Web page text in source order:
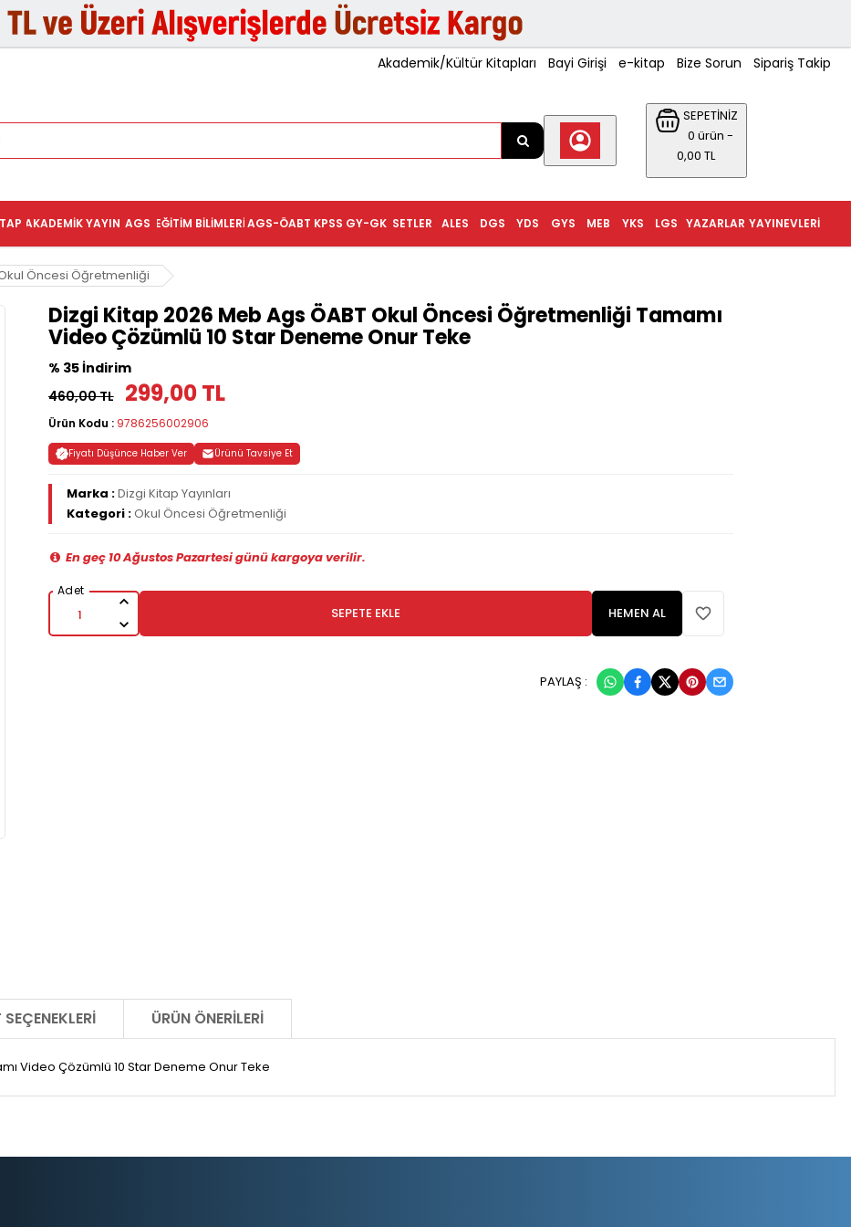
Akademik/Kültür Kitapları Bayi Girişi e-kitap Bize Sorun Sipariş Takip
SEPETİNİZ
0 ürün -
0,00 TL
YAYINEVLERI
YAZARLAR
LGS
YKS
MEB
GYS
YDS
DGS
ALES
SETLER
KPSS GY-GK
AGS-ÖABT
EĞITIM BILIMLERI
AGS
AKADEMIK YAYIN
Öncesi Öğretmenliği
Dizgi Kitap 2026 Meb Ags ÖABT Okul Öncesi Öğretmenliği Tamamı
Video Çözümlü 10 Star Deneme Onur Teke
% 35 İndirim
460,00 TL
299,00 TL
Ürün Kodu : 9786256002906
Fiyatı Düşünce Haber Ver Ürünü Tavsiye Et
Marka :Dizgi Kitap Yayınları
Kategori :Okul Öncesi Öğretmenliği
En geç 10 Ağustos Pazartesi günü kargoya verilir.
SEPETE EKLE HEMEN AL
PAYLAŞ :
ÜRÜN ÖNERILERI
Video Çözümlü 10 Star Deneme Onur Teke